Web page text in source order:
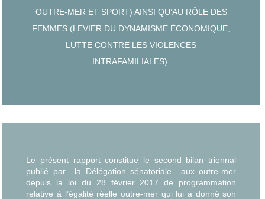
OUTRE-MER ET SPORT) AINSI QU’AU RÔLE DES
FEMMES (LEVIER DU DYNAMISME ÉCONOMIQUE,
LUTTE CONTRE LES VIOLENCES
INTRAFAMILIALES).
Le présent rapport constitue le second bilan triennal
publié par
la Délégation sénatoriale
aux outre-mer
depuis la loi du 28 février 2017 de programmation
relative à l’égalité réelle outre-mer qui lui a donné son